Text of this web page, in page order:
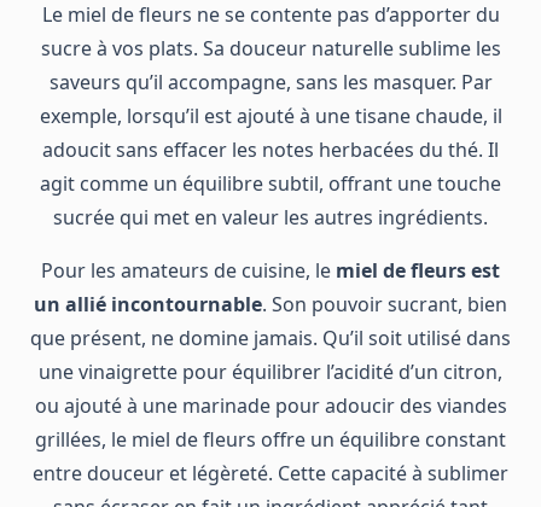
Le miel de fleurs ne se contente pas d’apporter du
sucre à vos plats. Sa douceur naturelle sublime les
saveurs qu’il accompagne, sans les masquer. Par
exemple, lorsqu’il est ajouté à une tisane chaude, il
adoucit sans effacer les notes herbacées du thé. Il
agit comme un équilibre subtil, offrant une touche
sucrée qui met en valeur les autres ingrédients.
Pour les amateurs de cuisine, le miel de fleurs est
un allié incontournable. Son pouvoir sucrant, bien
que présent, ne domine jamais. Qu’il soit utilisé dans
une vinaigrette pour équilibrer l’acidité d’un citron,
ou ajouté à une marinade pour adoucir des viandes
grillées, le miel de fleurs offre un équilibre constant
entre douceur et légèreté. Cette capacité à sublimer